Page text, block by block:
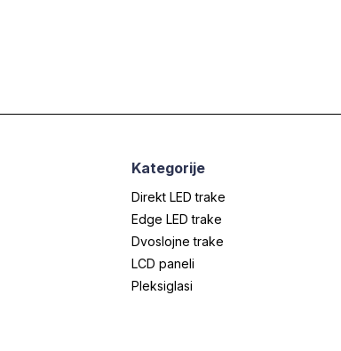
Kategorije
Direkt LED trake
Edge LED trake
Dvoslojne trake
LCD paneli
Pleksiglasi